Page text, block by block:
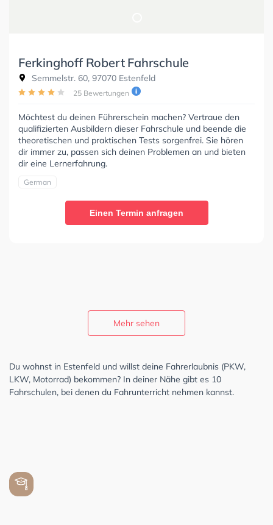
Ferkinghoff Robert Fahrschule
Semmelstr. 60, 97070 Estenfeld
25 Bewertungen
Möchtest du deinen Führerschein machen? Vertraue den
qualifizierten Ausbildern dieser Fahrschule und beende die
theoretischen und praktischen Tests sorgenfrei. Sie hören
dir immer zu, passen sich deinen Problemen an und bieten
dir eine Lernerfahrung.
German
Einen Termin anfragen
Mehr sehen
Du wohnst in Estenfeld und willst deine Fahrerlaubnis (PKW,
LKW, Motorrad) bekommen? In deiner Nähe gibt es 10
Fahrschulen, bei denen du Fahrunterricht nehmen kannst.